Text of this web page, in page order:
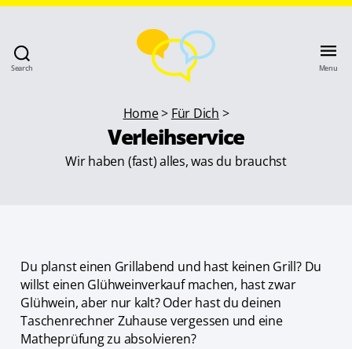
Search Menu
Home> Für Dich >
Verleihservice
Wir haben (fast) alles, was du brauchst
Du planst einen Grillabend und hast keinen Grill? Du
willst einen Glühweinverkauf machen, hast zwar
Glühwein, aber nur kalt? Oder hast du deinen
Taschenrechner Zuhause vergessen und eine
Matheprüfung zu absolvieren?